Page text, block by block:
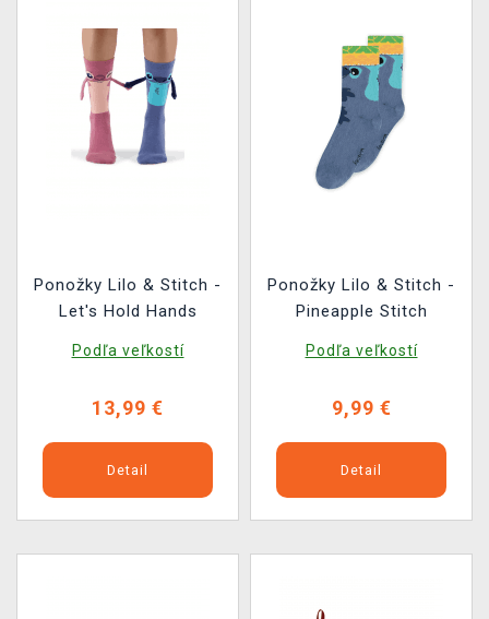
Ponožky Lilo & Stitch -
Let's Hold Hands
Podľa veľkostí
13,99 €
Detail
Ponožky Lilo & Stitch -
Pineapple Stitch
Podľa veľkostí
9,99 €
Detail